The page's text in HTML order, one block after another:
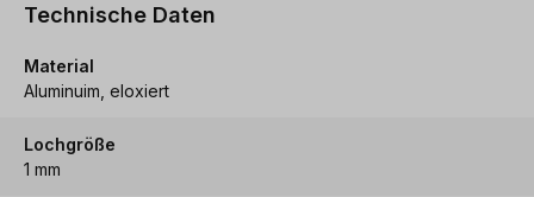
Technische Daten
Material
Aluminuim, eloxiert
Lochgröße
1 mm